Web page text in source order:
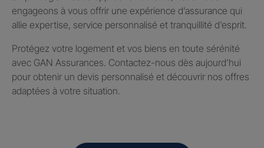
engageons à vous offrir une expérience d’assurance qui
allie expertise, service personnalisé et tranquillité d’esprit.
Protégez votre logement et vos biens en toute sérénité
avec GAN Assurances. Contactez-nous dès aujourd’hui
pour obtenir un devis personnalisé et découvrir nos offres
adaptées à votre situation.